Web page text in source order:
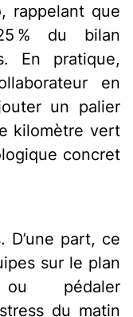
rappelant que
% du bilan
En pratique,
en
un palier
kilomètre vert
concret
D’une part, ce
sur le plan
pédaler
du matin